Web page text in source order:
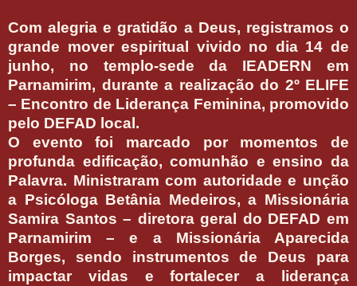
Com alegria e gratidão a Deus, registramos o
grande mover espiritual vivido no dia 14 de
junho, no templo-sede da IEADERN em
Parnamirim, durante a realização do 2º ELIFE
– Encontro de Liderança Feminina, promovido
pelo DEFAD local.
O evento foi marcado por momentos de
profunda edificação, comunhão e ensino da
Palavra. Ministraram com autoridade e unção
a Psicóloga Betânia Medeiros, a Missionária
Samira Santos – diretora geral do DEFAD em
Parnamirim – e a Missionária Aparecida
Borges, sendo instrumentos de Deus para
impactar vidas e fortalecer a liderança